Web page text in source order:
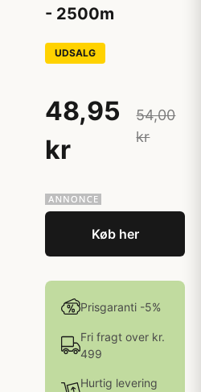
- 2500m
UDSALG
48,95
kr
54,00
kr
Køb her
Prisgaranti -5%
Fri fragt over kr.
499
Hurtig levering